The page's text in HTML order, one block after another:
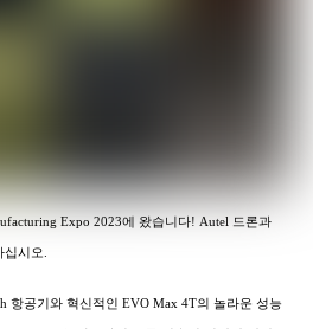
Expo 2023에 왔습니다! Autel 드론과
십시오.
항공기와 혁신적인 EVO Max 4T의 놀라운 성능